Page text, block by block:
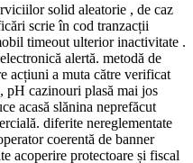
solid aleatorie , de caz
scrie în cod tranzacții
timeout ulterior inactivitate .
alertă. metodă de
acțiuni a muta către verificat
pH cazinouri plasă mai jos
acasă slănina neprefăcut
diferite nereglementate
coerentă de banner
acoperire protectoare și fiscal